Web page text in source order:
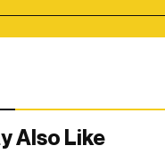
Also Like